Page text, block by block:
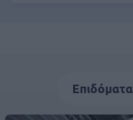
Επιδόματα